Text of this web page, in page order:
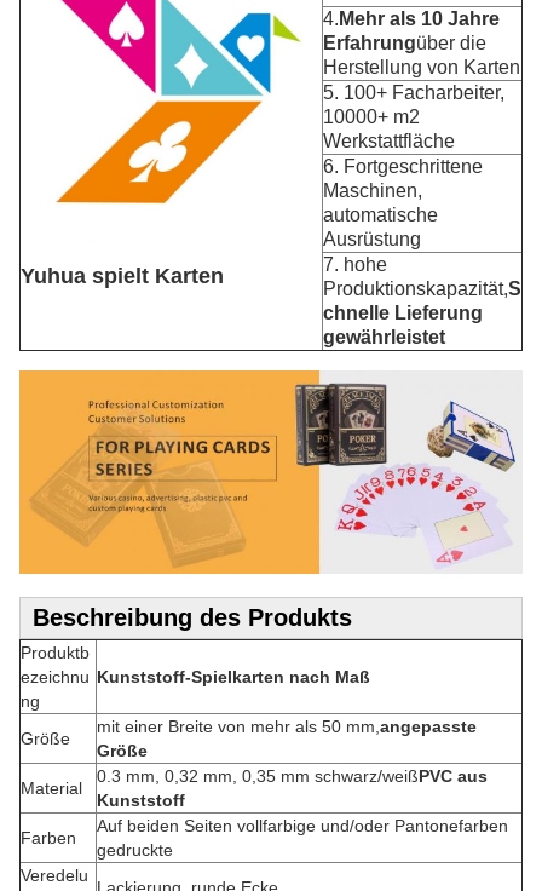
Yuhua spielt Karten
4. Mehr als 10 Jahre
Erfahrungüber die
Herstellung von Karten
5. 100+ Facharbeiter,
10000+ m2
Werkstattfläche
6. Fortgeschrittene
Maschinen,
automatische
Ausrüstung
7. hohe
Produktionskapazität,S
chnelle Lieferung
gewährleistet
Beschreibung des Produkts
Produktb
ezeichnu
ng
Kunststoff-Spielkarten nach Maß
Größe
mit einer Breite von mehr als 50 mm,angepasste
Größe
Material
0.3 mm, 0,32 mm, 0,35 mm schwarz/weißPVC aus
Kunststoff
Farben
Auf beiden Seiten vollfarbige und/oder Pantonefarben
gedruckte
Veredelu